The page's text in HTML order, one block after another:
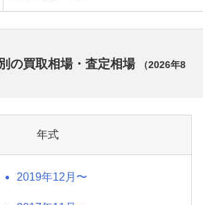
の買取相場・査定相場 （2026年8
年式
2019年12月〜